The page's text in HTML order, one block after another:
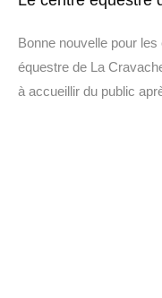
Bonne nouvelle pour
équestre de La
à accueillir du public